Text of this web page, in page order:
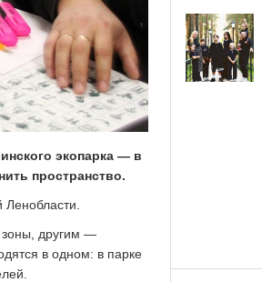
экопарка — в
пространство.
зоны, другим —
в одном: в парке